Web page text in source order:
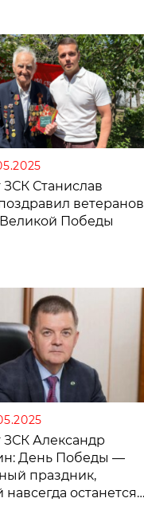
ЗСК Станислав
ветеранов
Победы
ЗСК Александр
День Победы —
праздник,
навсегда останется